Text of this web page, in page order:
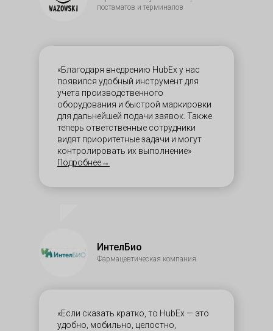
постаматов и терминалов
«Если сказать кратко, то HubEx — это
удобно, мобильно, целостно,
«Благодаря внедрению HubEx у нас
появился удобный инструмент для
учета производственного
оборудования и быстрой маркировки
для дальнейшей подачи заявок. Также
теперь ответственные сотрудники
видят приоритетные задачи и могут
контролировать их выполнение»
Подробнее→
ИнтелБио
Фармацевтическая компания